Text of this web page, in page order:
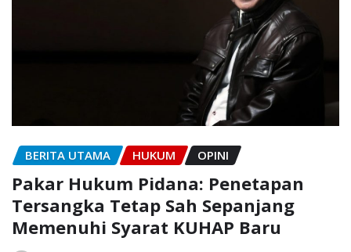
BERITA UTAMA HUKUM OPINI
Pakar Hukum Pidana: Penetapan
Tersangka Tetap Sah Sepanjang
Memenuhi Syarat KUHAP Baru